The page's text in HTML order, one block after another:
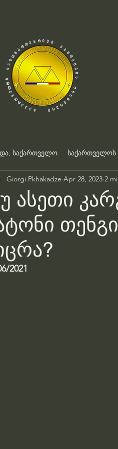
საქართველო საქართველოს
ასეთი
Giorgi Pkhakadze Apr 28, 2023 2
2021